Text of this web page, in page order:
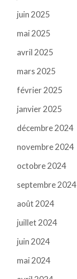
juin 2025
mai 2025
avril 2025
mars 2025
février 2025
janvier 2025
décembre 2024
novembre 2024
octobre 2024
septembre 2024
août 2024
juillet 2024
juin 2024
mai 2024